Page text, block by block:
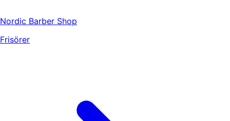
Nordic Barber Shop
Frisörer